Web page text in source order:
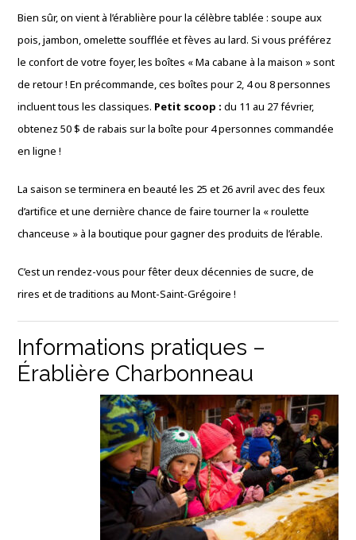
Bien sûr, on vient à l’érablière pour la célèbre tablée : soupe aux
pois, jambon, omelette soufflée et fèves au lard. Si vous préférez
le confort de votre foyer, les boîtes « Ma cabane à la maison » sont
de retour ! En précommande, ces boîtes pour 2, 4 ou 8 personnes
incluent tous les classiques. Petit scoop : du 11 au 27 février,
obtenez 50 $ de rabais sur la boîte pour 4 personnes commandée
en ligne !
La saison se terminera en beauté les 25 et 26 avril avec des feux
d’artifice et une dernière chance de faire tourner la « roulette
chanceuse » à la boutique pour gagner des produits de l’érable.
C’est un rendez-vous pour fêter deux décennies de sucre, de
rires et de traditions au Mont-Saint-Grégoire !
Informations pratiques –
Érablière Charbonneau